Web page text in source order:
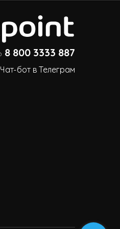
8 800 3333 887
Чат-бот в Телеграм